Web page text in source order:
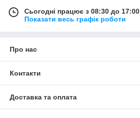
Сьогодні працює з 08:30 до 17:00
Показати весь графік роботи
Про нас
Контакти
Доставка та оплата